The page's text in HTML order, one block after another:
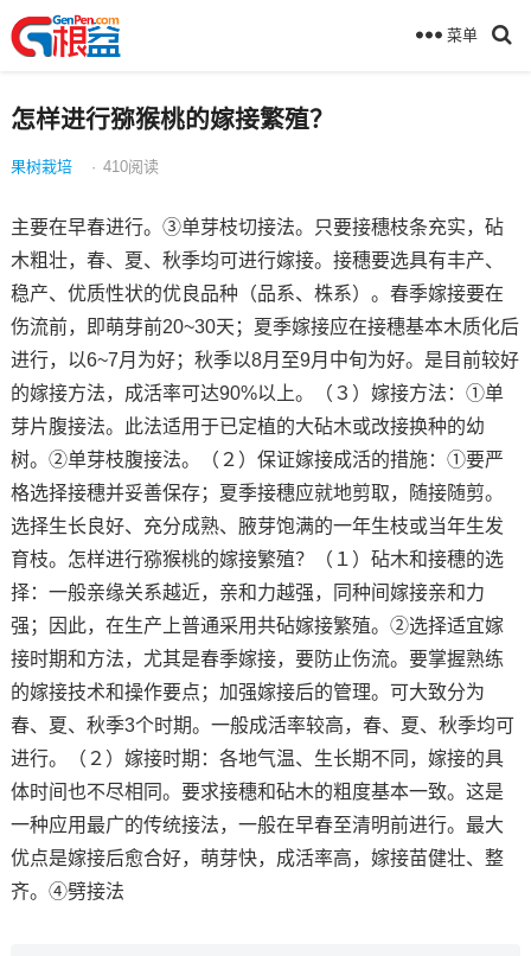
菜单
怎样进行猕猴桃的嫁接繁殖？
果树栽培 · 410阅读
主要在早春进行。③单芽枝切接法。只要接穗枝条充实，砧
木粗壮，春、夏、秋季均可进行嫁接。接穗要选具有丰产、
稳产、优质性状的优良品种（品系、株系）。春季嫁接要在
伤流前，即萌芽前20~30天；夏季嫁接应在接穗基本木质化后
进行，以6~7月为好；秋季以8月至9月中旬为好。是目前较好
的嫁接方法，成活率可达90%以上。（３）嫁接方法：①单
芽片腹接法。此法适用于已定植的大砧木或改接换种的幼
树。②单芽枝腹接法。（２）保证嫁接成活的措施：①要严
格选择接穗并妥善保存；夏季接穗应就地剪取，随接随剪。
选择生长良好、充分成熟、腋芽饱满的一年生枝或当年生发
育枝。怎样进行猕猴桃的嫁接繁殖？（１）砧木和接穗的选
择：一般亲缘关系越近，亲和力越强，同种间嫁接亲和力
强；因此，在生产上普通采用共砧嫁接繁殖。②选择适宜嫁
接时期和方法，尤其是春季嫁接，要防止伤流。要掌握熟练
的嫁接技术和操作要点；加强嫁接后的管理。可大致分为
春、夏、秋季3个时期。一般成活率较高，春、夏、秋季均可
进行。（２）嫁接时期：各地气温、生长期不同，嫁接的具
体时间也不尽相同。要求接穗和砧木的粗度基本一致。这是
一种应用最广的传统接法，一般在早春至清明前进行。最大
优点是嫁接后愈合好，萌芽快，成活率高，嫁接苗健壮、整
齐。④劈接法